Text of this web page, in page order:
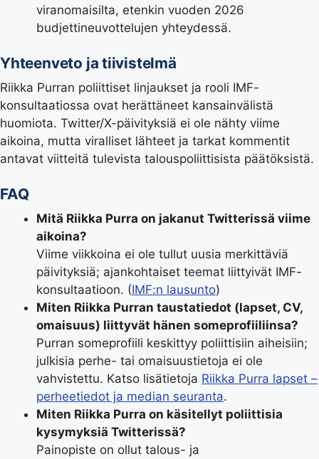
viranomaisilta, etenkin vuoden 2026
budjettineuvottelujen yhteydessä.
Yhteenveto ja tiivistelmä
Riikka Purran poliittiset linjaukset ja rooli IMF-
konsultaatiossa ovat herättäneet kansainvälistä
huomiota. Twitter/X-päivityksiä ei ole nähty viime
aikoina, mutta viralliset lähteet ja tarkat kommentit
antavat viitteitä tulevista talouspoliittisista päätöksistä.
FAQ
Mitä Riikka Purra on jakanut Twitterissä viime
aikoina?
Viime viikkoina ei ole tullut uusia merkittäviä
päivityksiä; ajankohtaiset teemat liittyivät IMF-
konsultaatioon. (IMF:n lausunto)
Miten Riikka Purran taustatiedot (lapset, CV,
omaisuus) liittyvät hänen someprofiiliinsa?
Purran someprofiili keskittyy poliittisiin aiheisiin;
julkisia perhe- tai omaisuustietoja ei ole
vahvistettu. Katso lisätietoja Riikka Purra lapset –
perheetiedot ja median seuranta.
Miten Riikka Purra on käsitellyt poliittisia
kysymyksiä Twitterissä?
Painopiste on ollut talous- ja